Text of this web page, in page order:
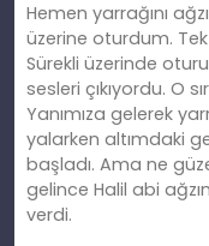
Hemen yarrağını
üzerine oturdum.
Sürekli üzerinde
sesleri çıkıyordu. O
Yanımıza gelerek
yalarken altımdaki
başladı. Ama ne
gelince Halil abi
verdi.